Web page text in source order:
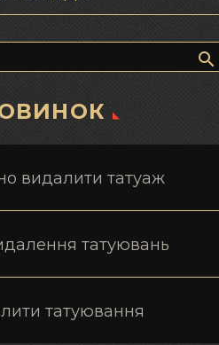
видалити татуаж
татуювань
татуювання